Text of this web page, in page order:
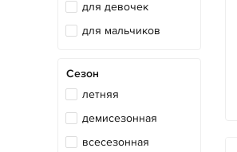
для девочек
для мальчиков
Сезон
летняя
демисезонная
всесезонная